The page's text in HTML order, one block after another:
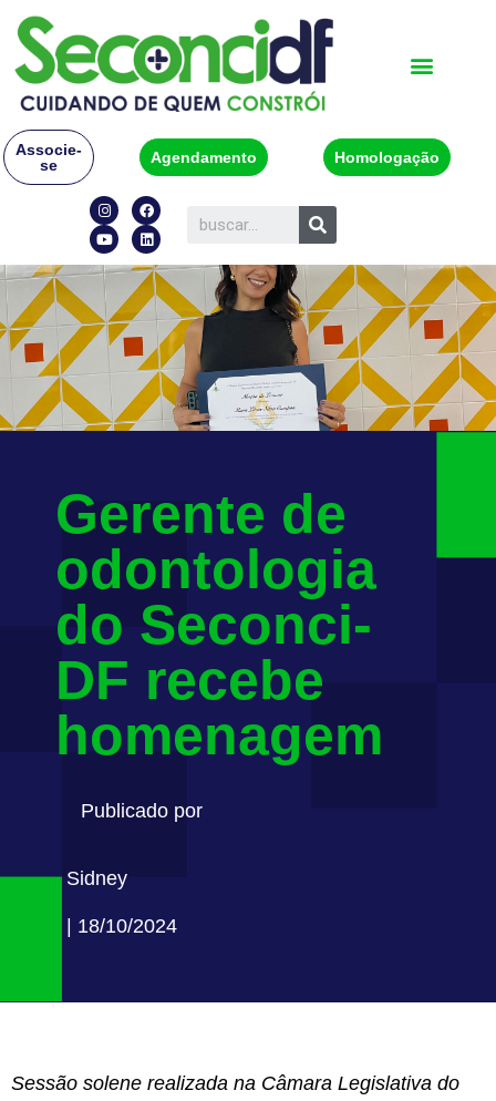
Associe-
se
Agendamento Homologação
Gerente de
odontologia
do Seconci-
DF recebe
homenagem
Publicado por
Sidney
| 18/10/2024
Sessão solene realizada na Câmara Legislativa do